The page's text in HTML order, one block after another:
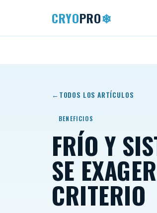
CRYOPRO❄
TODOS LOS ARTÍCULOS
BENEFICIOS
FRÍO Y
SE
CRITERIO